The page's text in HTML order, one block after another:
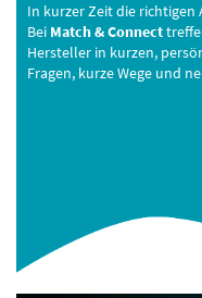
In kurzer Zeit die
Bei Match & Connect
Hersteller in kurzen,
Fragen, kurze Wege und